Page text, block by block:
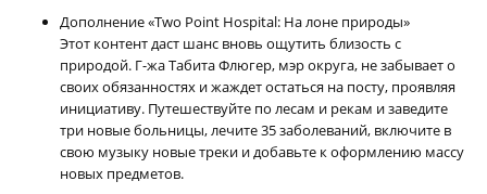
Дополнение «Two Point Hospital: На лоне природы»
Этот контент даст шанс вновь ощутить близость с
природой. Г-жа Табита Флюгер, мэр округа, не забывает о
своих обязанностях и жаждет остаться на посту, проявляя
инициативу. Путешествуйте по лесам и рекам и заведите
три новые больницы, лечите 35 заболеваний, включите в
свою музыку новые треки и добавьте к оформлению массу
новых предметов.